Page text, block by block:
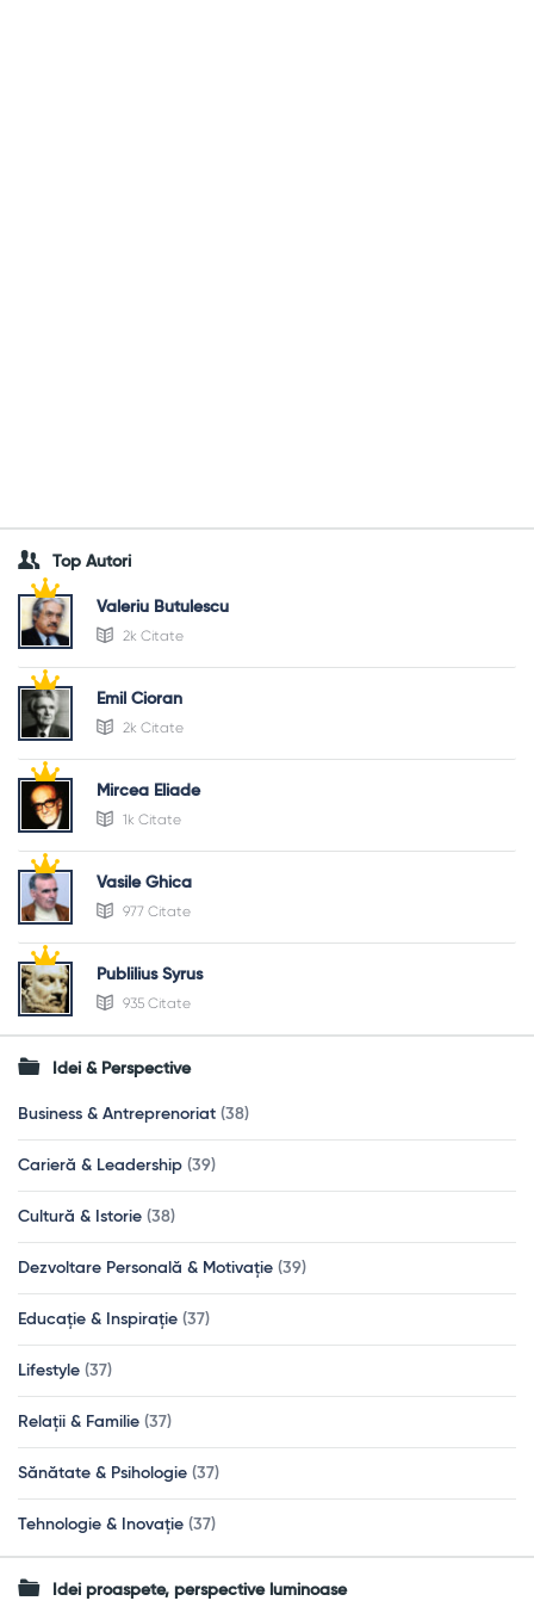
Top Autori
Valeriu Butulescu
2k Citate
Emil Cioran
2k Citate
Mircea Eliade
1k Citate
Vasile Ghica
977 Citate
Publilius Syrus
935 Citate
Idei & Perspective
Business & Antreprenoriat (38)
Carieră & Leadership (39)
Cultură & Istorie (38)
Dezvoltare Personală & Motivație (39)
Educație & Inspirație (37)
Lifestyle (37)
Relații & Familie (37)
Sănătate & Psihologie (37)
Tehnologie & Inovație (37)
Idei proaspete, perspective luminoase